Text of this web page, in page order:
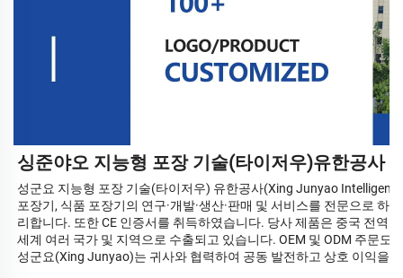
싱준야오 지능형 포장 기술(타이저우)유한공사
성군요 지능형 포장 기술(타이저우) 유한공사(Xing Junyao
포장기, 식품 포장기의 연구·개발·생산·판매 및 서비스를 전문으로
리합니다. 또한 CE 인증서를 취득하였습니다. 당사 제품은 중국 전역
세계 여러 국가 및 지역으로 수출되고 있습니다. OEM 및 ODM 주문도
성군요(Xing Junyao)는 귀사와 협력하여 공동 발전하고 상호 이익을